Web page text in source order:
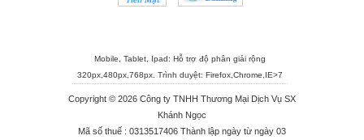
Mobile, Tablet, Ipad: Hỗ trợ độ phân giải rộng
320px,480px,768px. Trình duyệt: Firefox,Chrome,IE>7
Copyright © 2026 Công ty TNHH Thương Mại Dịch Vụ SX
Khánh Ngọc
Mã số thuế : 0313517406 Thành lập ngày từ ngày 03